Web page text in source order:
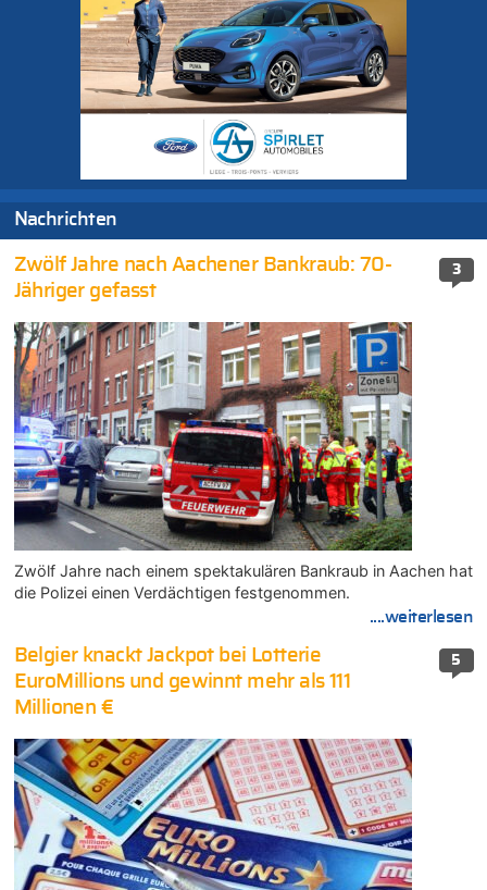
Nachrichten
3
Zwölf Jahre nach Aachener Bankraub: 70-
Jähriger gefasst
Zwölf Jahre nach einem spektakulären Bankraub in Aachen hat
die Polizei einen Verdächtigen festgenommen.
....weiterlesen
5
Belgier knackt Jackpot bei Lotterie
EuroMillions und gewinnt mehr als 111
Millionen €